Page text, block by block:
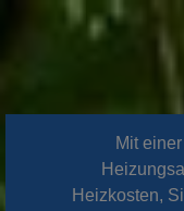
Mit
Heizkosten,